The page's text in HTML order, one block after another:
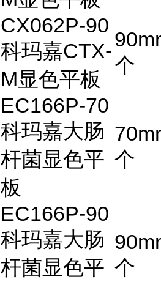
CX062P-90
科玛嘉CTX-
M显色平板
个
EC166P-70
科玛嘉大肠
杆菌显色平
板
个
EC166P-90
科玛嘉大肠
杆菌显色平 个